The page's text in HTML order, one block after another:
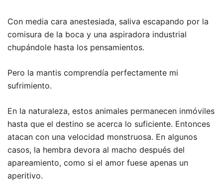
Con media cara anestesiada, saliva escapando por la
comisura de la boca y una aspiradora industrial
chupándole hasta los pensamientos.
Pero la mantis comprendía perfectamente mi
sufrimiento.
En la naturaleza, estos animales permanecen inmóviles
hasta que el destino se acerca lo suficiente. Entonces
atacan con una velocidad monstruosa. En algunos
casos, la hembra devora al macho después del
apareamiento, como si el amor fuese apenas un
aperitivo.